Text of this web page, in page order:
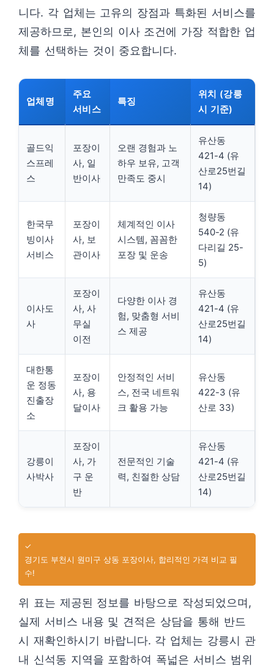
니다. 각 업체는 고유의 장점과 특화된 서비스를
제공하므로, 본인의 이사 조건에 가장 적합한 업
체를 선택하는 것이 중요합니다.
업체명
주요
서비스
특징
위치 (강릉
시 기준)
골드익
스프레
스
포장이
사, 일
반이사
오랜 경험과 노
하우 보유, 고객
만족도 중시
유산동
421-4 (유
산로25번길
14)
한국무
빙이사
서비스
포장이
사, 보
관이사
체계적인 이사
시스템, 꼼꼼한
포장 및 운송
청량동
540-2 (유
다리길 25-
5)
이사도
사
포장이
사, 사
무실
이전
다양한 이사 경
험, 맞춤형 서비
스 제공
유산동
421-4 (유
산로25번길
14)
대한통
운 정동
진출장
소
포장이
사, 용
달이사
안정적인 서비
스, 전국 네트워
크 활용 가능
유산동
422-3 (유
산로 33)
강릉이
사박사
포장이
사, 가
구 운
반
전문적인 기술
력, 친절한 상담
유산동
421-4 (유
산로25번길
14)
✓
경기도 부천시 원미구 상동 포장이사, 합리적인 가격 비교 필
수!
위 표는 제공된 정보를 바탕으로 작성되었으며,
실제 서비스 내용 및 견적은 상담을 통해 반드
시 재확인하시기 바랍니다. 각 업체는 강릉시 관
내 신석동 지역을 포함하여 폭넓은 서비스 범위